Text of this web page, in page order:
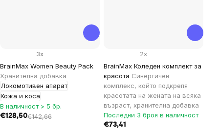
BrainMax Women Beauty Pack
Хранителна добавка
Локомотивен апарат
Кожа и коса
3x
В наличност > 5 бр.
€128,50€142,66
BrainMax Коледен комплект за
красота Синергичен
комплекс, който подкрепя
красотата на жената на всяка
възраст, хранителна добавка
2x
Последни 3 броя в наличност
€73,41